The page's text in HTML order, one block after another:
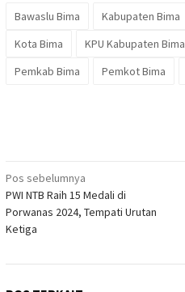
Bawaslu Bima Kabupaten Bima
Kota Bima
KPU Kabupaten Bima
Pemkab Bima
Pemkot Bima
Navigasi
pos
Pos sebelumnya
PWI NTB Raih 15 Medali di
Porwanas 2024, Tempati Urutan
Ketiga